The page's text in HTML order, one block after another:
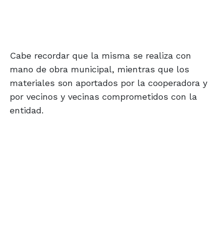
Cabe recordar que la misma se realiza con
mano de obra municipal, mientras que los
materiales son aportados por la cooperadora y
por vecinos y vecinas comprometidos con la
entidad.